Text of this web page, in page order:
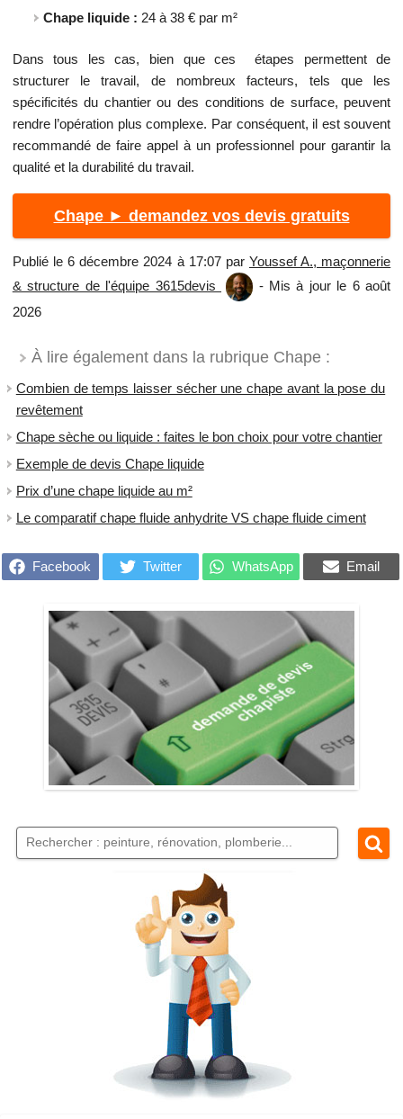
Chape liquide : 24 à 38 € par m²
Dans tous les cas, bien que ces étapes permettent de
structurer le travail, de nombreux facteurs, tels que les
spécificités du chantier ou des conditions de surface, peuvent
rendre l’opération plus complexe. Par conséquent, il est souvent
recommandé de faire appel à un professionnel pour garantir la
qualité et la durabilité du travail.
Chape ► demandez vos devis gratuits
Publié le 6 décembre 2024 à 17:07 par Youssef A., maçonnerie
& structure de l'équipe 3615devis
- Mis à jour le 6 août
2026
À lire également dans la rubrique Chape :
Combien de temps laisser sécher une chape avant la pose du
revêtement
Chape sèche ou liquide : faites le bon choix pour votre chantier
Exemple de devis Chape liquide
Prix d’une chape liquide au m²
Le comparatif chape fluide anhydrite VS chape fluide ciment
Facebook Twitter WhatsApp Email